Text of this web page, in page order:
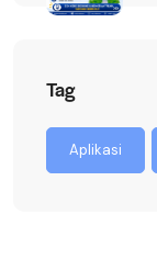
Tag
Aplikasi